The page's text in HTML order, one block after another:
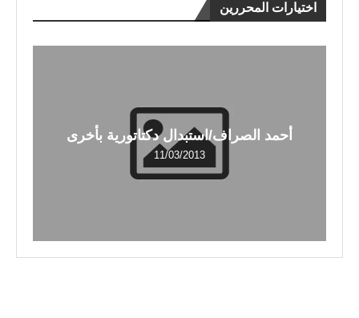
اختيارات المحررين
أحمد الصراف/استبدال دكتاتورية بأخرى
11/03/2013